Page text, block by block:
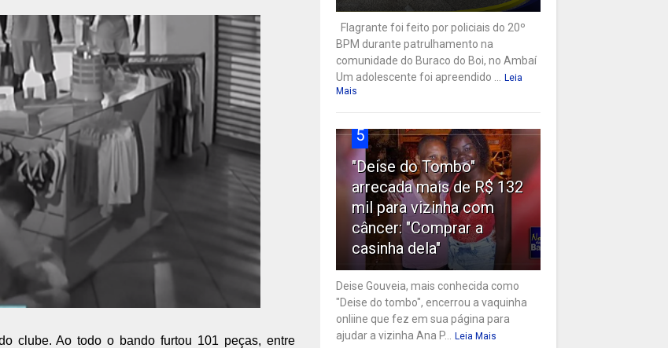
clube. Ao todo o bando furtou 101 peças, entre
Flagrante foi feito por policiais do 20º
BPM durante patrulhamento na
comunidade do Buraco do Boi, no Ambaí
Um adolescente foi apreendido ...
Leia
Mais
5
"Deise do Tombo"
arrecada mais de R$ 132
mil para vizinha com
câncer: "Comprar a
casinha dela"
Deise Gouveia, mais conhecida como
"Deise do tombo", encerrou a vaquinha
onliine que fez em sua página para
ajudar a vizinha Ana P...
Leia Mais